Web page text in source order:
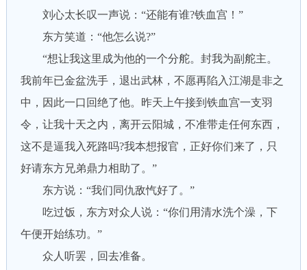
刘心太长叹一声说：“还能有谁?铁血宫！”
东方笑道：“他怎么说?”
“想让我这里成为他的一个分舵。封我为副舵主。
我前年已金盆洗手，退出武林，不愿再陷入江湖是非之
中，因此一口回绝了他。昨天上午接到铁血宫一支羽
令，让我十天之内，离开云阳城，不准带走任何东西，
这不是逼我入死路吗?我本想报官，正好你们来了，只
好请东方兄弟鼎力相助了。”
东方说：“我们同仇敌忾好了。”
吃过饭，东方对众人说：“你们用清水洗个澡，下
午便开始练功。”
众人听罢，回去准备。